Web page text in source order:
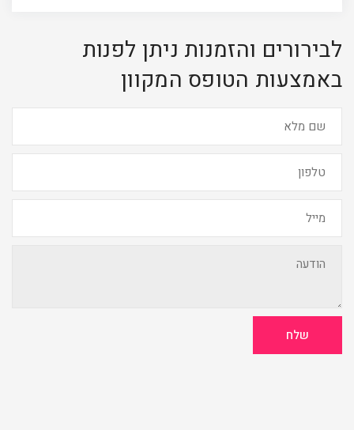
לבירורים והזמנות ניתן לפנות
באמצעות הטופס המקוון